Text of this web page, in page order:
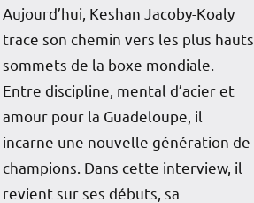
Aujourd’hui, Keshan Jacoby-Koaly
trace son chemin vers les plus hauts
sommets de la boxe mondiale.
Entre discipline, mental d’acier et
amour pour la Guadeloupe, il
incarne une nouvelle génération de
champions. Dans cette interview, il
revient sur ses débuts, sa